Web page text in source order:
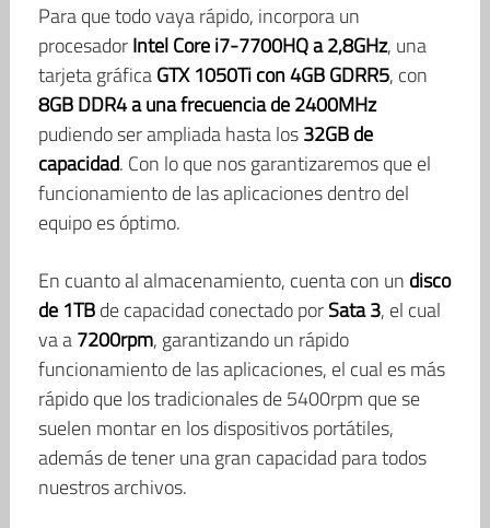
Para que todo vaya rápido, incorpora un
procesadorIntel Core i7-7700HQ a 2,8GHz, una
tarjeta gráficaGTX 1050Ti con 4GB GDRR5, con
8GB DDR4 a una frecuencia de 2400MHz
pudiendo ser ampliada hasta los32GB de
capacidad. Con lo que nos garantizaremos que el
funcionamiento de las aplicaciones dentro del
equipo es óptimo.
En cuanto al almacenamiento, cuenta con un disco
de 1TBde capacidad conectado porSata 3, el cual
va a7200rpm, garantizando un rápido
funcionamiento de las aplicaciones, el cual es más
rápido que los tradicionales de 5400rpm que se
suelen montar en los dispositivos portátiles,
además de tener una gran capacidad para todos
nuestros archivos.